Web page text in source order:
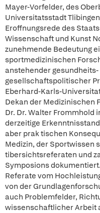
Mayer-Vorfelder, des
Universitatsstadt
Eroffnungsrede des
Wissenschaft und Kunst
zunehmende Bedeutung
sportmedizinischen
anstehender
gesellschaftspolitischer
Eberhard-Karls-
Dekan der Medizinischen
Dr. Dr. Walter Frommhold
derzeitige
aber prak tischen
Medizin, der Sportwissen
tibersichtsreferaten und
Symposions
Referate vom
von der
auch Problemfelder,
wissenschaftlicher Arbeit